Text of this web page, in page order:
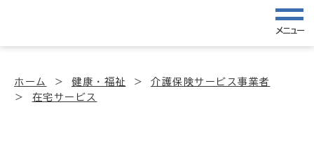
メニュー
ホーム 健康・福祉
介護保険サービス事業者
在宅サービス